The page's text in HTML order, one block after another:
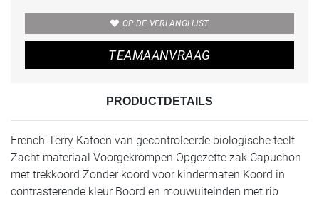
OP DE VERLANGLIJST
TEAMAANVRAAG
PRODUCTDETAILS
French-Terry Katoen van gecontroleerde biologische teelt
Zacht materiaal Voorgekrompen Opgezette zak Capuchon
met trekkoord Zonder koord voor kindermaten Koord in
contrasterende kleur Boord en mouwuiteinden met rib